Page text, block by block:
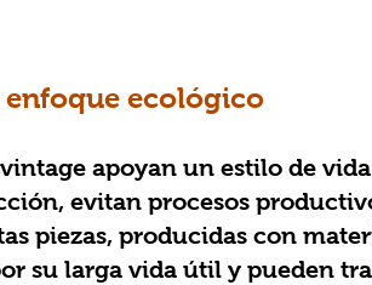
enfoque ecológico
evitan procesos
piezas, producidas con
su larga vida útil y pueden